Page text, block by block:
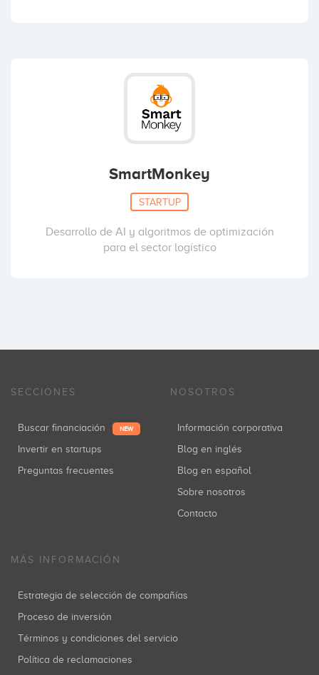
SmartMonkey
STARTUP
Desarrollo de AI y algoritmos de optimización
para el sector logístico
SECCIONES
Buscar financiación NEW
Invertir en startups
Preguntas frecuentes
NOSOTROS
Información corporativa
Blog en inglés
Blog en español
Sobre nosotros
Contacto
MÁS INFORMACIÓN
Estrategia de selección de compañías
Proceso de inversión
Términos y condiciones del servicio
Política de reclamaciones